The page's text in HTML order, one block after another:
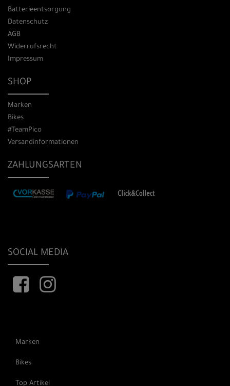
Batterieentsorgung
Datenschutz
AGB
Widerrufsrecht
Impressum
SHOP
Marken
Bikes
#TeamPico
Versandinformationen
ZAHLUNGSARTEN
SOCIAL MEDIA
Marken
Bikes
Top Artikel